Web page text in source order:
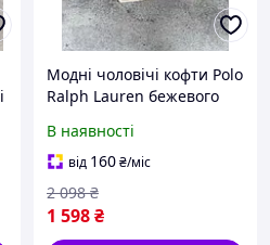
Модні чоловічі кофти Polo
Ralph Lauren бежевого
Поло Ральф Лорен на
щодень, Крута толстовка
з капюшоном
В наявності
від 160₴/міс
1 598₴
2 098 ₴